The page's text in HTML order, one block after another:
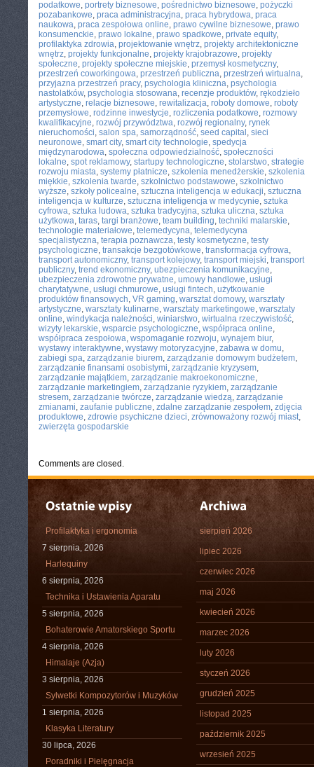
podatkowe, portrety biznesowe, pośrednictwo biznesowe, pożyczki
pozabankowe, praca administracyjna, praca hybrydowa, praca
naukowa, praca zespołowa online, prawo cywilne biznesowe, prawo
konsumenckie, prawo lokalne, prawo spadkowe, private equity,
profilaktyka zdrowia, projektowanie wnętrz, projekty architektoniczne
wnętrz, projekty funkcjonalne, projekty krajobrazowe, projekty
społeczne, projekty społeczne miejskie, przemysł kosmetyczny,
przestrzeń coworkingowa, przestrzeń publiczna, przestrzeń wirtualna,
przyjazna przestrzeń pracy, psychologia kliniczna, psychologia
nastolatków, psychologia stosowana, recenzje produktów, rękodzieło
artystyczne, relacje biznesowe, rewitalizacja, roboty domowe, roboty
przemysłowe, rodzinne inwestycje, rozliczenia podatkowe, rozmowy
kwalifikacyjne, rozwój przywództwa, rozwój regionalny, rynek
nieruchomości, salon spa, samorządność, seed capital , sieci
neuronowe, smart city, smart city technologie, spedycja
międzynarodowa, społeczna odpowiedzialność, społeczności
lokalne, spot reklamowy, startupy technologiczne, stolarstwo, strategie
rozwoju miasta, systemy płatnicze, szkolenia menedżerskie, szkolenia
miękkie, szkolenia twarde, szkolnictwo podstawowe, szkolnictwo
wyższe, szkoły policealne, sztuczna inteligencja w edukacji, sztuczna
inteligencja w kulturze, sztuczna inteligencja w medycynie, sztuka
cyfrowa, sztuka ludowa, sztuka tradycyjna, sztuka uliczna, sztuka
użytkowa, taras, targi branżowe, team building, techniki malarskie,
technologie materiałowe, telemedycyna, telemedycyna
specjalistyczna, terapia poznawcza, testy kosmetyczne, testy
psychologiczne, transakcje bezgotówkowe, transformacja cyfrowa,
transport autonomiczny, transport kolejowy, transport miejski, transport
publiczny, trend ekonomiczny, ubezpieczenia komunikacyjne,
ubezpieczenia zdrowotne prywatne, umowy handlowe, usługi
charytatywne, usługi chmurowe, usługi fintech, użytkowanie
produktów finansowych, VR gaming, warsztat domowy, warsztaty
artystyczne, warsztaty kulinarne, warsztaty marketingowe, warsztaty
online, windykacja należności, winiarstwo, wirtualna rzeczywistość,
wizyty lekarskie, wsparcie psychologiczne, współpraca online,
współpraca zespołowa, wspomaganie rozwoju, wynajem biur,
wystawy interaktywne, wystawy motoryzacyjne, zabawa w domu,
zabiegi spa, zarządzanie biurem, zarządzanie domowym budżetem,
zarządzanie finansami osobistymi, zarządzanie kryzysem,
zarządzanie majątkiem, zarządzanie makroekonomiczne,
zarządzanie marketingiem, zarządzanie ryzykiem, zarządzanie
stresem, zarządzanie twórcze, zarządzanie wiedzą, zarządzanie
zmianami, zaufanie publiczne, zdalne zarządzanie zespołem, zdjęcia
produktowe, zdrowie psychiczne dzieci, zrównoważony rozwój miast,
zwierzęta gospodarskie
Comments are closed.
Profilaktyka i ergonomia
7 sierpnia, 2026
Harlequiny
6 sierpnia, 2026
Technika i Ustawienia Aparatu
5 sierpnia, 2026
Bohaterowie Amatorskiego Sportu
4 sierpnia, 2026
Himalaje (Azja)
3 sierpnia, 2026
Sylwetki Kompozytorów i Muzyków
1 sierpnia, 2026
Klasyka Literatury
30 lipca, 2026
Poradniki i Pielęgnacja
sierpień 2026
lipiec 2026
czerwiec 2026
maj 2026
kwiecień 2026
marzec 2026
luty 2026
styczeń 2026
grudzień 2025
listopad 2025
październik 2025
wrzesień 2025